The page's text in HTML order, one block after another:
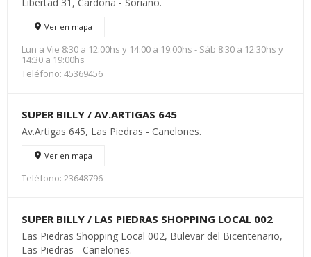
Ver en mapa
Lun a Vie 8:30 a 12:00hs y 14:00 a 19:00hs - Sáb 8:30 a 12:30hs y
14:30 a 19:00hs
Teléfono: 45369456
SUPER BILLY / AV.ARTIGAS 645
Av.Artigas 645, Las Piedras - Canelones.
Ver en mapa
Teléfono: 23648796
SUPER BILLY / LAS PIEDRAS SHOPPING LOCAL 002
Las Piedras Shopping Local 002, Bulevar del Bicentenario,
Las Piedras - Canelones.